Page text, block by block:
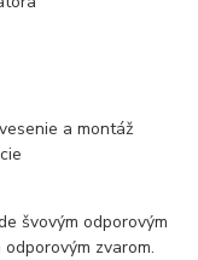
a montáž
švovým odporovým
zvarom.